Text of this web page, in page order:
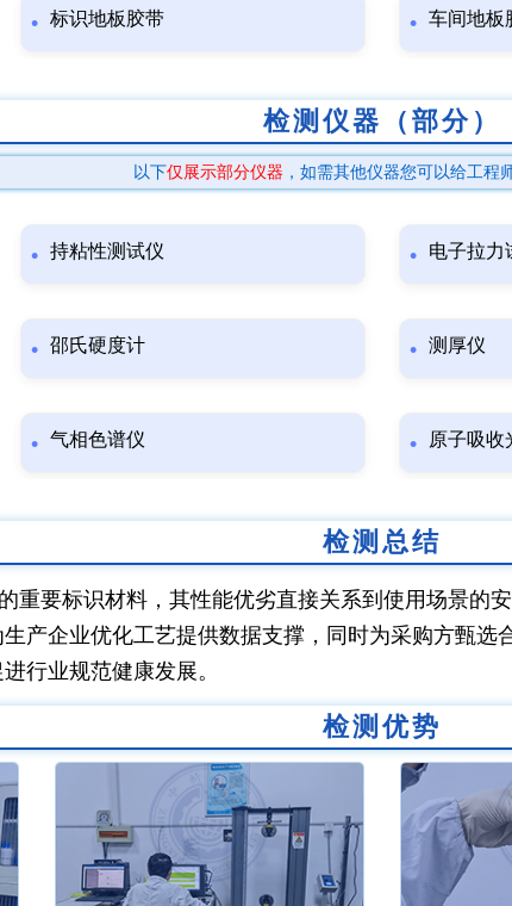
标识地板胶带 车间地板
检测仪器（部分）
以下仅展示部分仪器 ，如需其他仪器您可以给工程
持粘性测试仪 电子拉力
邵氏硬度计 测厚仪
气相色谱仪 原子吸收
检测总结
重要标识材料，其性能优劣直接关系到使用场景的
产企业优化工艺提供数据支撑，同时为采购方甄
行业规范健康发展。
检测优势